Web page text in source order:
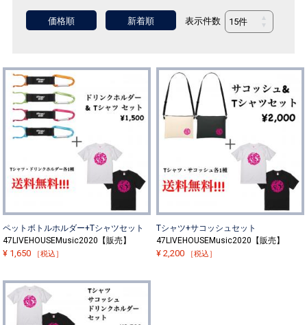
価格順 新着順 表示件数
ペットボトルホルダー+Tシャツセット
47LIVEHOUSEMusic2020【販売】
¥ 1,650 ［税込］
Tシャツ+サコッシュセット
47LIVEHOUSEMusic2020【販売】
¥2,200 ［税込］